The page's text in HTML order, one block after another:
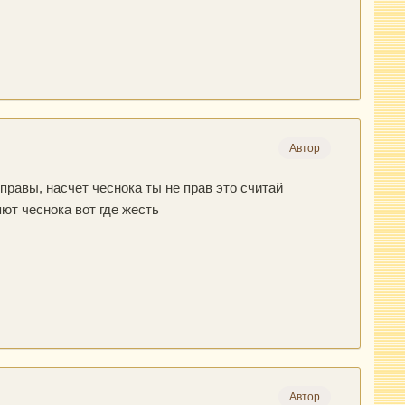
Автор
насчет чеснока ты не прав это считай
чеснока вот где жесть
Автор